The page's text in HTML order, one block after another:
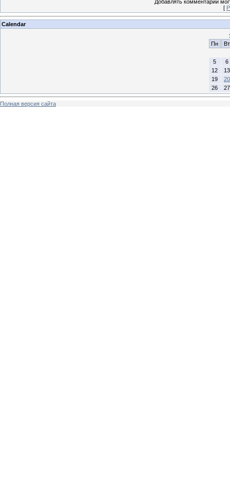
Добавлять комментарии
[
Calendar
Пн
Вт
5
6
12
13
19
20
26
27
Полная версия сайта